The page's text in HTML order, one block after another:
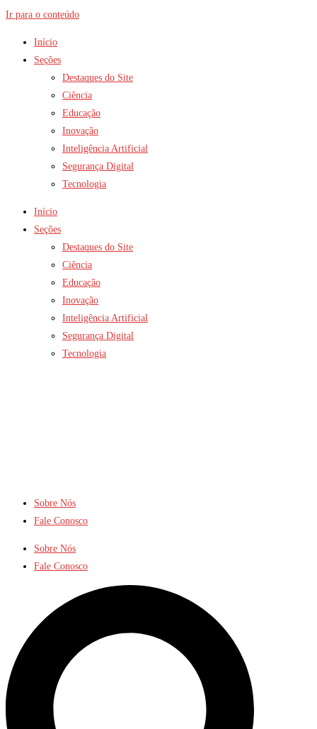
Ir para o conteúdo
Início
Seções
Destaques do Site
Ciência
Educação
Inovação
Inteligência Artificial
Segurança Digital
Tecnologia
Início
Seções
Destaques do Site
Ciência
Educação
Inovação
Inteligência Artificial
Segurança Digital
Tecnologia
Sobre Nós
Fale Conosco
Sobre Nós
Fale Conosco